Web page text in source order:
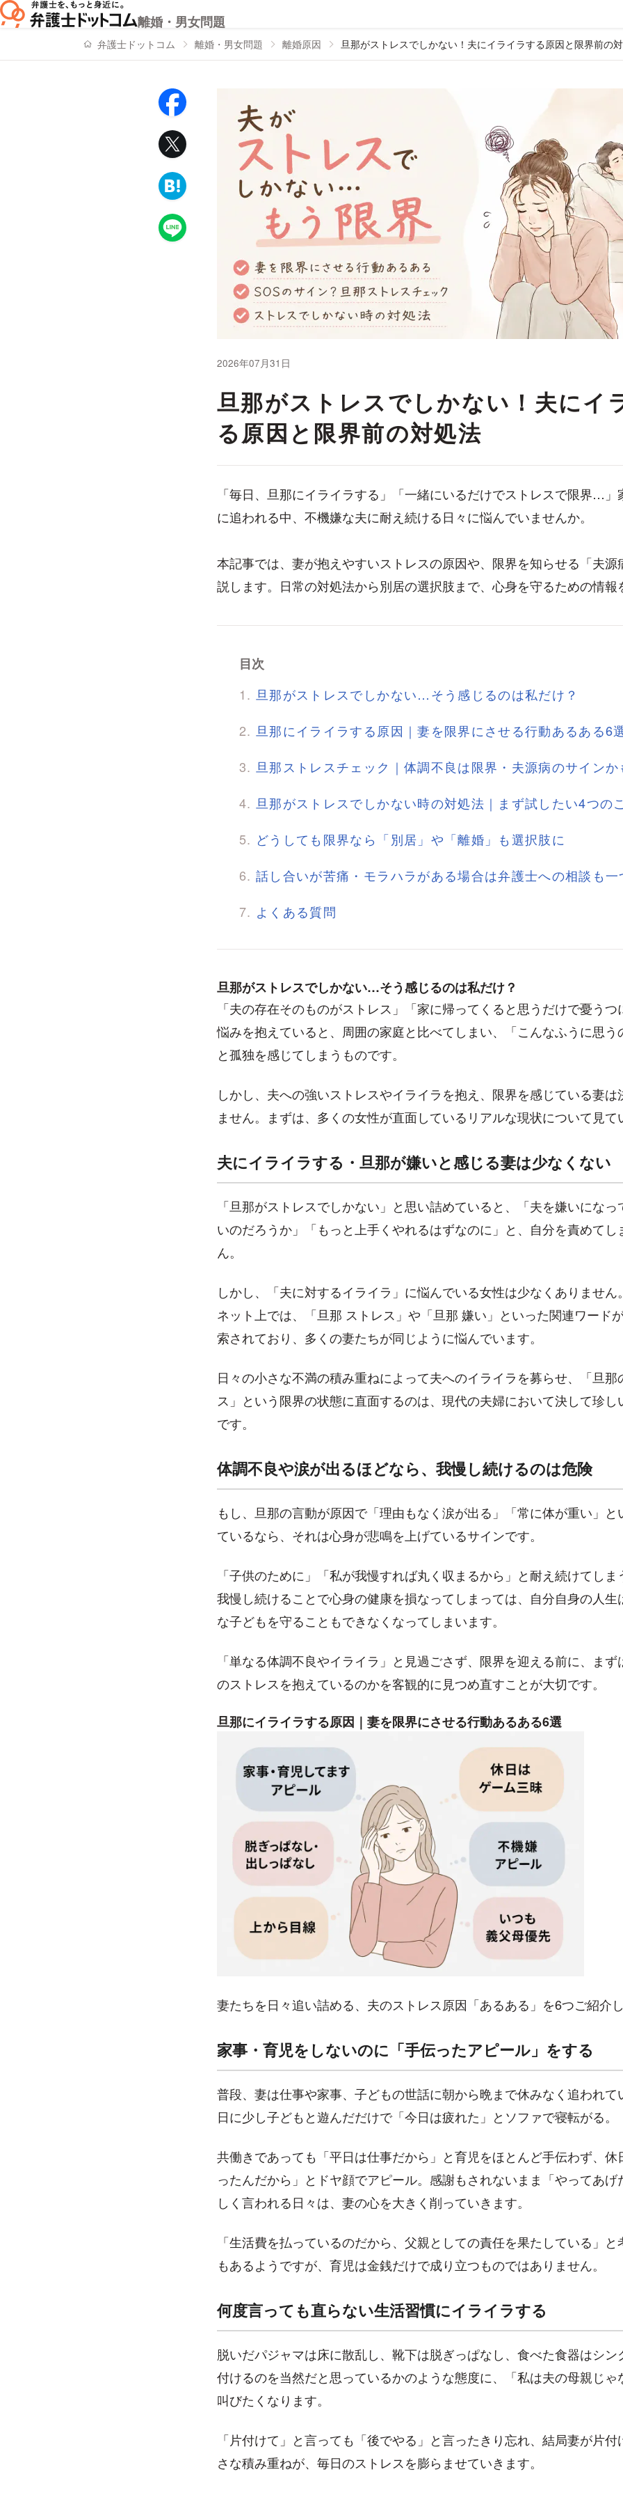
離婚・男女問題
弁護士ドットコム 離婚・男女問題 離婚原因 旦那がストレスでしかない！夫にイライラする原因と限界前の
2026年07月31日
旦那がストレスでしかない！夫にイ
る原因と限界前の対処法
「毎日、旦那にイライラする」「一緒にいるだけでストレスで限界…
に追われる中、不機嫌な夫に耐え続ける日々に悩んでいませんか。
本記事では、妻が抱えやすいストレスの原因や、限界を知らせる「夫源
説します。日常の対処法から別居の選択肢まで、心身を守るための情報
目次
旦那がストレスでしかない…そう感じるのは私だけ？
旦那にイライラする原因｜妻を限界にさせる行動あるある6
旦那ストレスチェック｜体調不良は限界・夫源病のサインか
旦那がストレスでしかない時の対処法｜まず試したい4つの
どうしても限界なら「別居」や「離婚」も選択肢に
話し合いが苦痛・モラハラがある場合は弁護士への相談も一
よくある質問
旦那がストレスでしかない…そう感じるのは私だけ？
「夫の存在そのものがストレス」「家に帰ってくると思うだけで憂う
悩みを抱えていると、周囲の家庭と比べてしまい、「こんなふうに思う
と孤独を感じてしまうものです。
しかし、夫への強いストレスやイライラを抱え、限界を感じている妻は
ません。まずは、多くの女性が直面しているリアルな現状について見て
夫にイライラする・旦那が嫌いと感じる妻は少なくない
「旦那がストレスでしかない」と思い詰めていると、「夫を嫌いにな
いのだろうか」「もっと上手くやれるはずなのに」と、自分を責めてし
ん。
しかし、「夫に対するイライラ」に悩んでいる女性は少なくありません
ネット上では、「旦那 ストレス」や「旦那 嫌い」といった関連ワード
索されており、多くの妻たちが同じように悩んでいます。
日々の小さな不満の積み重ねによって夫へのイライラを募らせ、「旦那
ス」という限界の状態に直面するのは、現代の夫婦において決して珍
です。
体調不良や涙が出るほどなら、我慢し続けるのは危険
もし、旦那の言動が原因で「理由もなく涙が出る」「常に体が重い」と
ているなら、それは心身が悲鳴を上げているサインです。
「子供のために」「私が我慢すれば丸く収まるから」と耐え続けてしま
我慢し続けることで心身の健康を損なってしまっては、自分自身の人生
な子どもを守ることもできなくなってしまいます。
「単なる体調不良やイライラ」と見過ごさず、限界を迎える前に、ま
のストレスを抱えているのかを客観的に見つめ直すことが大切です。
旦那にイライラする原因｜妻を限界にさせる行動あるある6選
妻たちを日々追い詰める、夫のストレス原因「あるある」を6つご紹介し
家事・育児をしないのに「手伝ったアピール」をする
普段、妻は仕事や家事、子どもの世話に朝から晩まで休みなく追われて
日に少し子どもと遊んだだけで「今日は疲れた」とソファで寝転がる。
共働きであっても「平日は仕事だから」と育児をほとんど手伝わず、休
ったんだから」とドヤ顔でアピール。感謝もされないまま「やってあげ
しく言われる日々は、妻の心を大きく削っていきます。
「生活費を払っているのだから、父親としての責任を果たしている」と
もあるようですが、育児は金銭だけで成り立つものではありません。
何度言っても直らない生活習慣にイライラする
脱いだパジャマは床に散乱し、靴下は脱ぎっぱなし、食べた食器はシン
付けるのを当然だと思っているかのような態度に、「私は夫の母親じゃ
叫びたくなります。
「片付けて」と言っても「後でやる」と言ったきり忘れ、結局妻が片
さな積み重ねが、毎日のストレスを膨らませていきます。